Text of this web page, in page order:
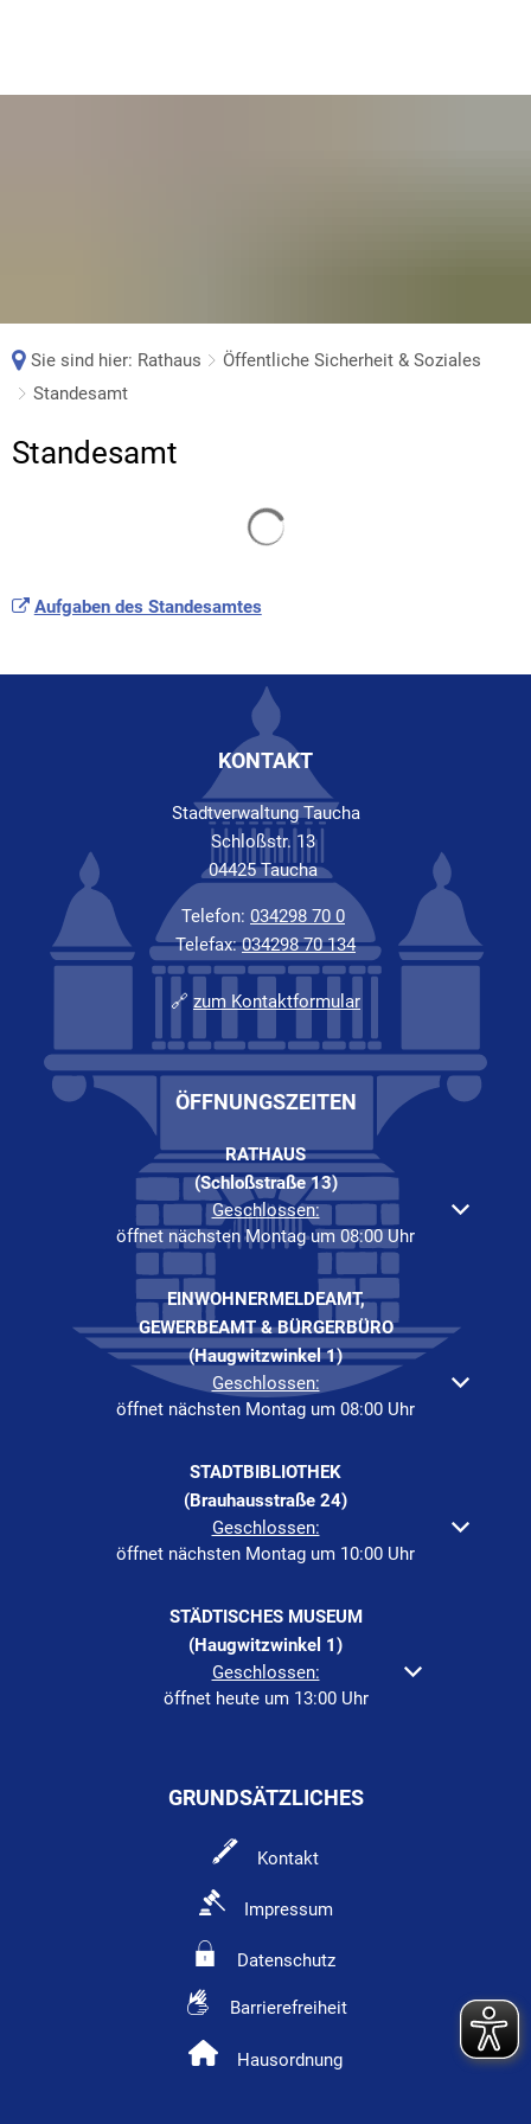
Sie sind hier: Rathaus
Öffentliche Sicherheit & Soziales
Standesamt
Standesamt
Standesamt
Aufgaben des Standesamtes
KONTAKT
Stadtverwaltung Taucha
Schloßstr. 13
04425 Taucha
Telefon: 034298 70 0
Telefax:034298 70 134
🔗 zum Kontaktformular
ÖFFNUNGSZEITEN
RATHAUS
(Schloßstraße 13)
Klicken, um weitere Öffnungs- oder Schließzeiten
Geschlossen:
öffnet nächsten Montag um 08:00 Uhr
EINWOHNERMELDEAMT,
GEWERBEAMT & BÜRGERBÜRO
(Haugwitzwinkel 1)
Klicken, um weitere Öffnungs- oder Schließzeiten
Geschlossen:
öffnet nächsten Montag um 08:00 Uhr
STADTBIBLIOTHEK
(Brauhausstraße 24)
Klicken, um weitere Öffnungs- oder Schließzeiten
Geschlossen:
öffnet nächsten Montag um 10:00 Uhr
STÄDTISCHES MUSEUM
(Haugwitzwinkel 1)
Klicken, um weitere Öffnungs- oder Schließzeiten
Geschlossen:
öffnet heute um 13:00 Uhr
GRUNDSÄTZLICHES
Kontakt
Impressum
Datenschutz
Barrierefreiheit
Hausordnung